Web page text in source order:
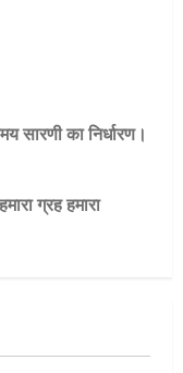
का निर्धारण।
ग्रह हमारा